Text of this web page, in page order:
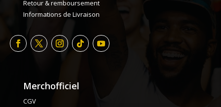
Retour & remboursement
Informations de Livraison
Merchofficiel
CGV